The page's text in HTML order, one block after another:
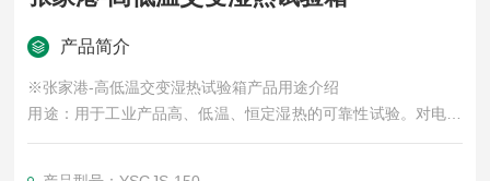
产品简介
※张家港-高低温交变湿热试验箱产品用途介绍
用途：用于工业产品高、低温、恒定湿热的可靠性试验。对电子
电工、汽车摩托、航空航天、船舶兵器、高等院校、科研单位等